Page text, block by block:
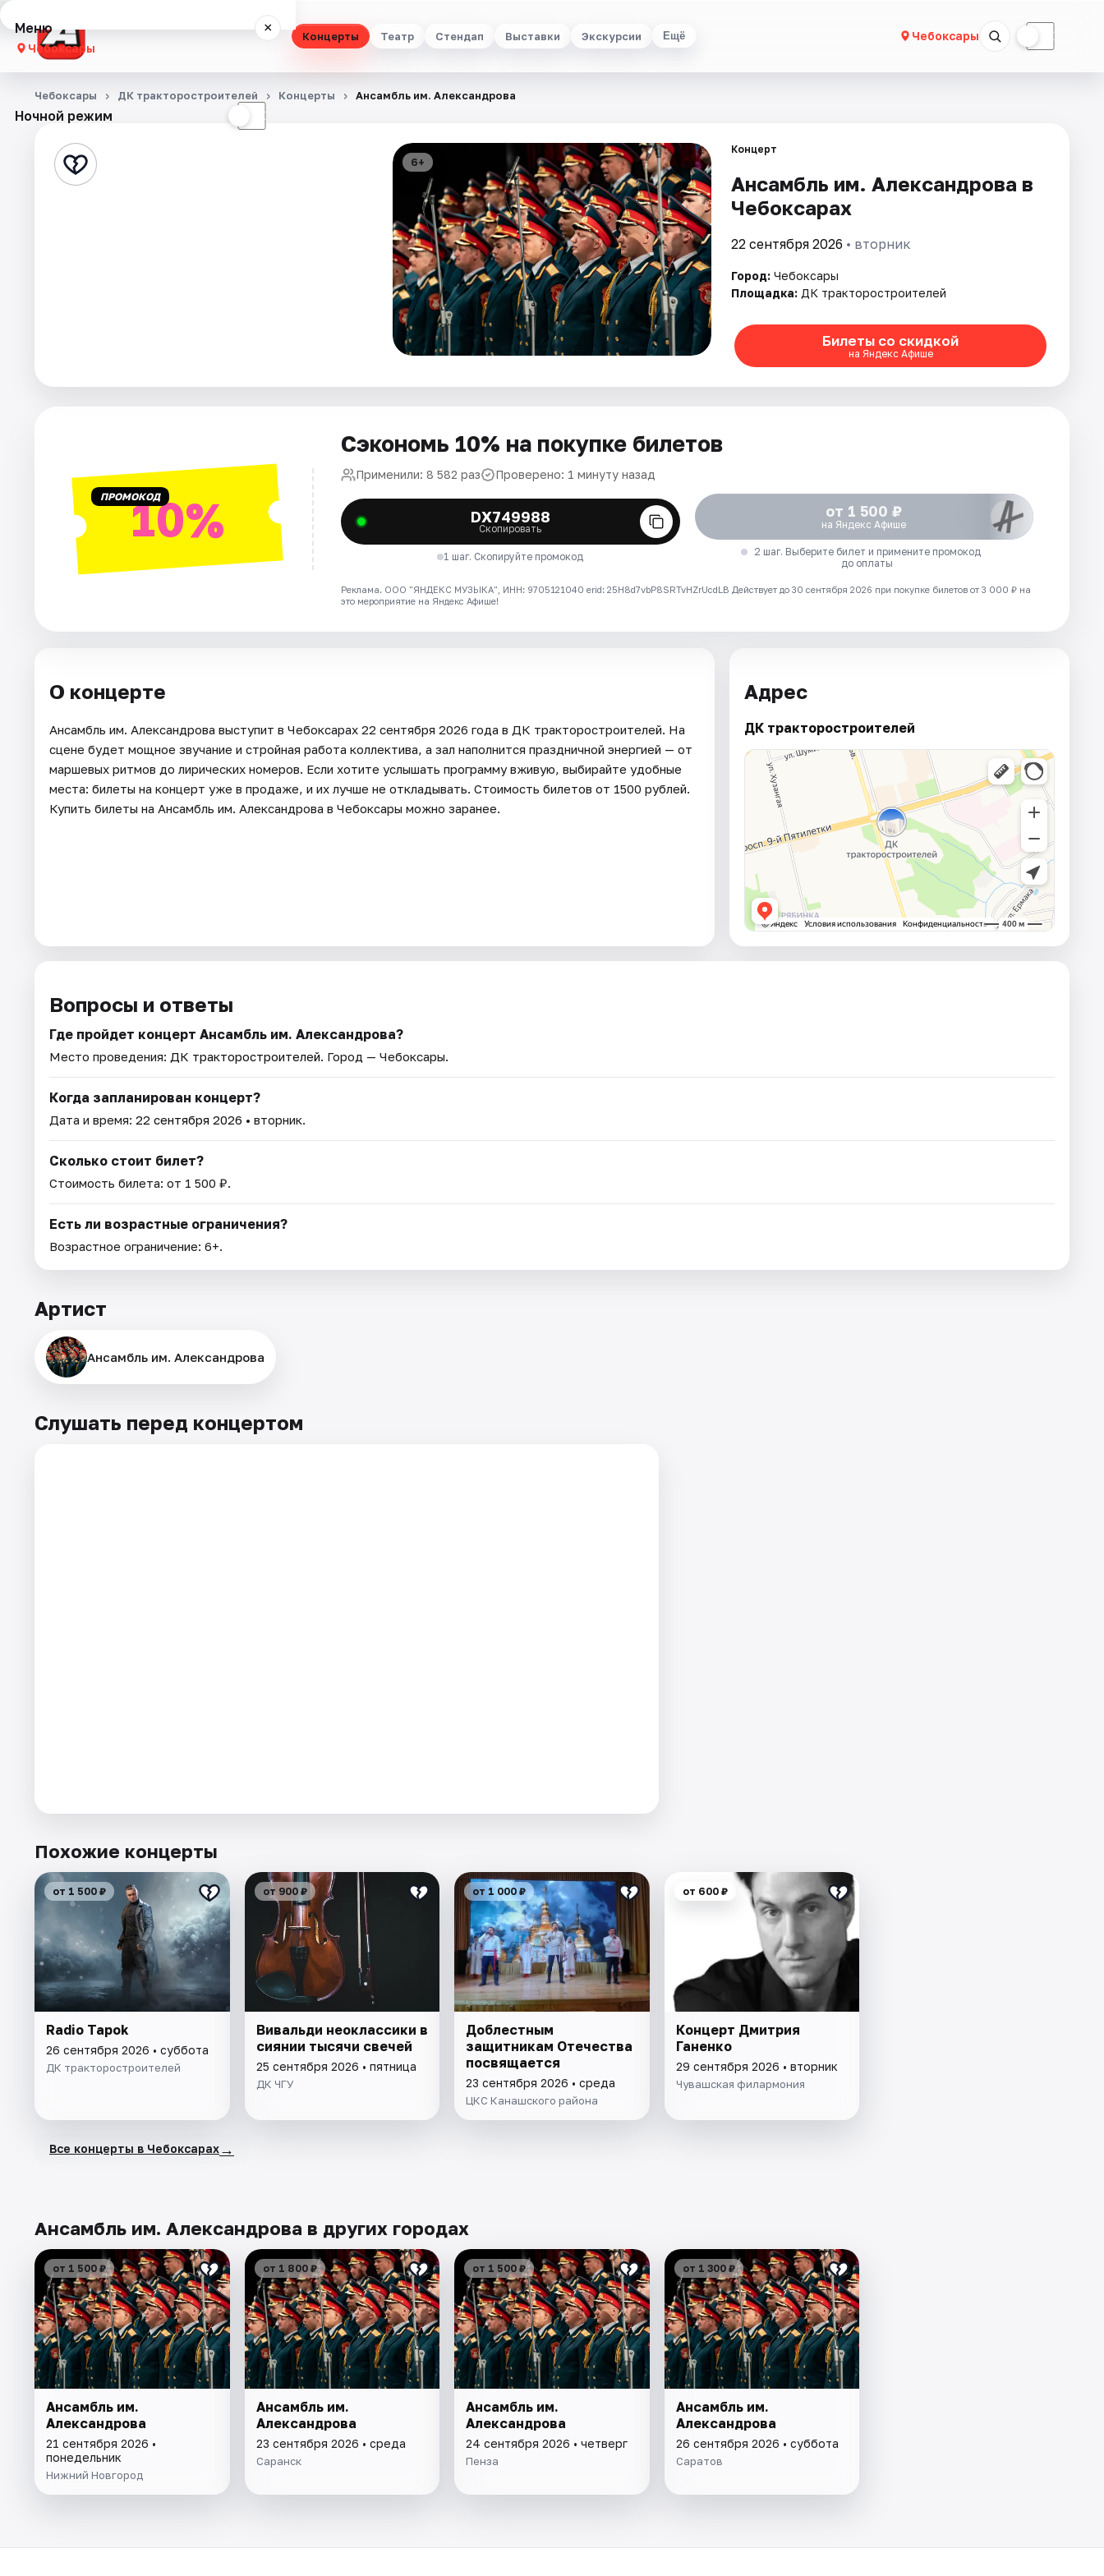
Концерты Театр Стендап Выставки Экскурсии Ещё Чебоксары ☾
Меню ×
Чебоксары
Концерты
Стендап
Ночной режим ☾
Чебоксары ДК тракторостроителей Концерты Ансамбль им. Александрова
6+
Концерт
Ансамбль им. Александрова в
Чебоксарах
22 сентября 2026 • вторник
Город: Чебоксары
Площадка: ДК тракторостроителей
Билеты со скидкой
на Яндекс Афише
ПРОМОКОД10%
Сэкономь 10% на покупке билетов
Применили: 8 582 раз Проверено: 1 минуту назад
DX749988
Скопировать
1 шаг. Скопируйте промокод
от 1 500 ₽
на Яндекс Афише
2 шаг. Выберите билет и примените промокод
до оплаты
Реклама. ООО "ЯНДЕКС МУЗЫКА", ИНН: 9705121040 erid: 25H8d7vbP8SRTvHZrUcdLB Действует до 30 сентября 2026 при покупке билетов от 3 000 ₽ на
это мероприятие на Яндекс Афише!
О концерте
Ансамбль им. Александрова выступит в Чебоксарах 22 сентября 2026 года в ДК тракторостроителей. На
сцене будет мощное звучание и стройная работа коллектива, а зал наполнится праздничной энергией — от
маршевых ритмов до лирических номеров. Если хотите услышать программу вживую, выбирайте удобные
места: билеты на концерт уже в продаже, и их лучше не откладывать. Стоимость билетов от 1500 рублей.
Купить билеты на Ансамбль им. Александрова в Чебоксары можно заранее.
Адрес
ДК тракторостроителей
Вопросы и ответы
Где пройдет концерт Ансамбль им. Александрова?
Место проведения: ДК тракторостроителей. Город — Чебоксары.
Когда запланирован концерт?
Дата и время: 22 сентября 2026 • вторник.
Сколько стоит билет?
Стоимость билета: от 1 500 ₽.
Есть ли возрастные ограничения?
Возрастное ограничение: 6+.
Артист
Ансамбль им. Александрова
Слушать перед концертом
Похожие концерты
от 1 500 ₽
Radio Tapok
26 сентября 2026 • суббота
ДК тракторостроителей
от 900 ₽
Вивальди неоклассики в
сиянии тысячи свечей
25 сентября 2026 • пятница
ДК ЧГУ
от 1 000 ₽
Доблестным
защитникам Отечества
посвящается
23 сентября 2026 • среда
ЦКС Канашского района
от 600 ₽
Концерт Дмитрия
Ганенко
29 сентября 2026 • вторник
Чувашская филармония
Все концерты в Чебоксарах→
Ансамбль им. Александрова в других городах
от 1 500 ₽
Ансамбль им.
Александрова
21 сентября 2026 •
понедельник
Нижний Новгород
от 1 800 ₽
Ансамбль им.
Александрова
23 сентября 2026 • среда
Саранск
от 1 500 ₽
Ансамбль им.
Александрова
24 сентября 2026 • четверг
Пенза
от 1 300 ₽
Ансамбль им.
Александрова
26 сентября 2026 • суббота
Саратов